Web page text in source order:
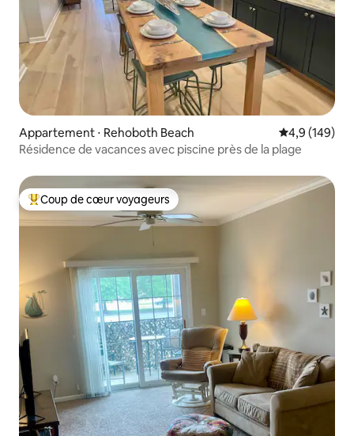
Appartement ⋅ Rehoboth Beach Évaluation
4,9 (149)
Résidence de vacances avec piscine près de la plage
Coups de cœur voyageurs les plus appréciés
Coup de cœur voyageurs